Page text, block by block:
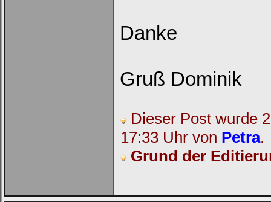
Dich
einzuloggen.
Bei jedem Besuch
automatisch einloggen.
Onlinestatus verstecken.
Danke
Gruß Dominik
Dieser Post wurde
17:33 Uhr von Petra.
Grund der